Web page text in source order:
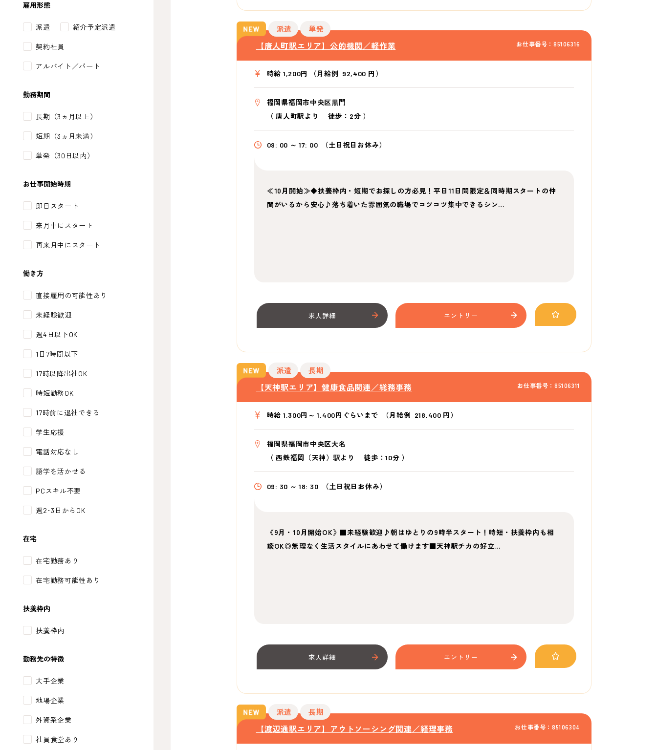
雇用形態
派遣 紹介予定派遣
契約社員
アルバイト／パート
勤務期間
長期（3ヵ月以上）
短期（3ヵ月未満）
単発（30日以内）
お仕事開始時期
即日スタート
来月中にスタート
再来月中にスタート
働き方
直接雇用の可能性あり
未経験歓迎
週4日以下OK
1日7時間以下
17時以降出社OK
時短勤務OK
17時前に退社できる
学生応援
電話対応なし
語学を活かせる
PCスキル不要
週2･3日からOK
在宅
在宅勤務あり
在宅勤務可能性あり
扶養枠内
扶養枠内
勤務先の特徴
大手企業
地場企業
外資系企業
社員食堂あり
お仕事番号：85106316
派遣 単発
【唐人町駅エリア】公的機関／軽作業
時給 1,200円 （月給例 92,400 円）
福岡県福岡市中央区黒門
（唐人町駅より 徒歩：2分 ）
09: 00 ～ 17: 00 （土日祝日お休み）
≪10月開始≫◆扶養枠内・短期でお探しの方必見！平日11日間限定＆同時期スタートの仲
間がいるから安心♪落ち着いた雰囲気の職場でコツコツ集中できるシン…
求人詳細 エントリー
お仕事番号：85106311
派遣 長期
【天神駅エリア】健康食品関連／総務事務
時給 1,300円～ 1,400円ぐらいまで （月給例 218,400 円）
福岡県福岡市中央区大名
（西鉄福岡（天神）駅より徒歩：10分 ）
09: 30 ～ 18: 30 （土日祝日お休み）
《9月・10月開始OK》■未経験歓迎♪朝はゆとりの9時半スタート！時短・扶養枠内も相
談OK◎無理なく生活スタイルにあわせて働けます■天神駅チカの好立…
求人詳細 エントリー
お仕事番号：85106304
派遣 長期
【渡辺通駅エリア】アウトソーシング関連／経理事務